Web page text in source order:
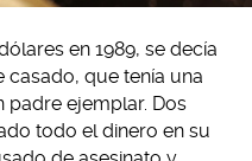
en 1989, se decía
que tenía una
padre ejemplar. Dos
todo el dinero en su